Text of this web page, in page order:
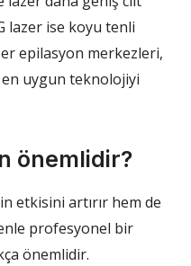
lazer ise koyu tenli
epilasyon merkezleri,
en uygun teknolojiyi
önemlidir?
etkisini artırır hem de
profesyonel bir
önemlidir.